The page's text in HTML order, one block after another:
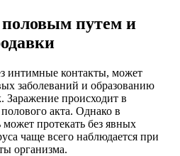
половым путем и
интимные контакты, может
заболеваний и образованию
Заражение происходит в
акта. Однако в
протекать без явных
чаще всего наблюдается при
организма.